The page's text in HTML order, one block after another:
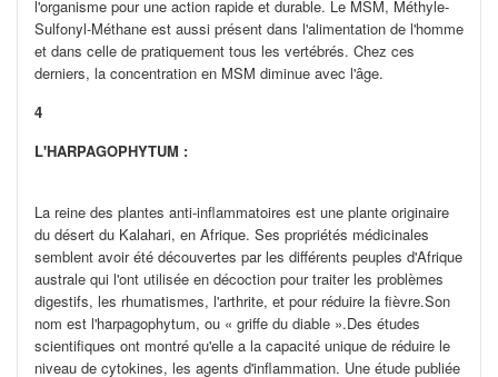
l'organisme pour une action rapide et durable. Le MSM, Méthyle-
Sulfonyl-Méthane est aussi présent dans l'alimentation de l'homme
et dans celle de pratiquement tous les vertébrés. Chez ces
derniers, la concentration en MSM diminue avec l'âge.
4
L'HARPAGOPHYTUM :
La reine des plantes anti-inflammatoires est une plante originaire
du désert du Kalahari, en Afrique. Ses propriétés médicinales
semblent avoir été découvertes par les différents peuples d'Afrique
australe qui l'ont utilisée en décoction pour traiter les problèmes
digestifs, les rhumatismes, l'arthrite, et pour réduire la fièvre.Son
nom est l'harpagophytum, ou « griffe du diable ».Des études
scientifiques ont montré qu'elle a la capacité unique de réduire le
niveau de cytokines, les agents d'inflammation. Une étude publiée